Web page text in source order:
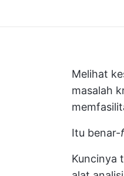
Melihat
masalah
Itu benar-
Kuncinya